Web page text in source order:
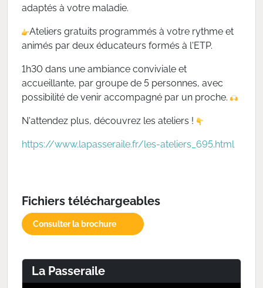
adaptés à votre maladie.
Ateliers gratuits programmés à votre rythme et
animés par deux éducateurs formés à l'ETP.
1h30 dans une ambiance conviviale et
accueillante, par groupe de 5 personnes, avec
possibilité de venir accompagné par un proche.
N'attendez plus, découvrez les ateliers !
https://www.lapasseraile.fr/les-ateliers_695.html
Fichiers téléchargeables
Consulter la brochure
La Passeraile